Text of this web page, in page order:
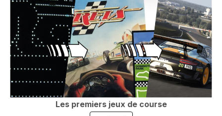
Les premiers jeux de course